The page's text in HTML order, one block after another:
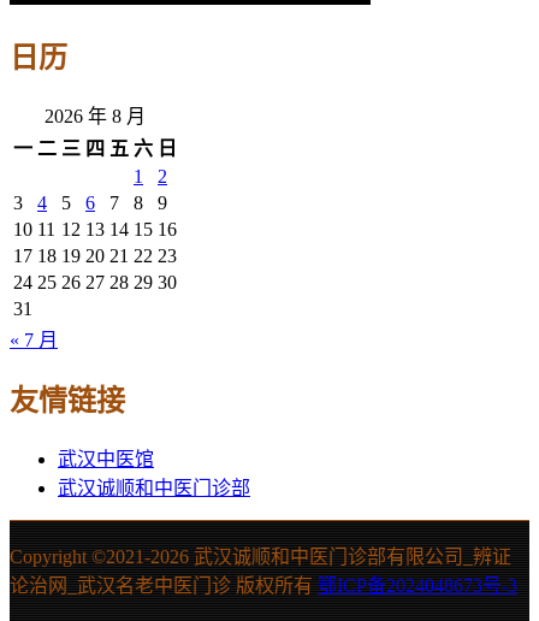
日历
2026 年 8 月
一 二 三 四 五 六 日
1
2
3
4 5 6 7 8
9
10 11 12 13 14 15 16
17 18 19 20 21 22 23
24 25 26 27 28 29 30
31
« 7 月
友情链接
武汉中医馆
武汉诚顺和中医门诊部
Copyright ©2021-2026 武汉诚顺和中医门诊部有限公司_辨证
论治网_武汉名老中医门诊 版权所有 鄂ICP备2024048673号-3